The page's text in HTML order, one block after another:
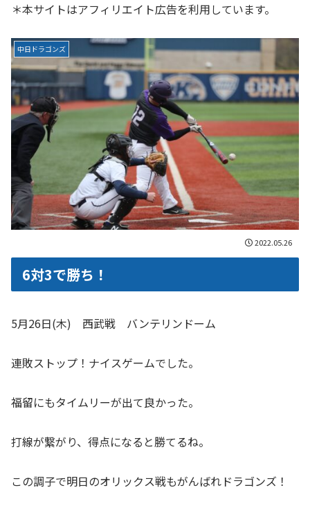
＊本サイトはアフィリエイト広告を利用しています。
中日ドラゴンズ
2022.05.26
6対3で勝ち！
5月26日(木) 西武戦 バンテリンドーム
連敗ストップ！ナイスゲームでした。
福留にもタイムリーが出て良かった。
打線が繋がり、得点になると勝てるね。
この調子で明日のオリックス戦もがんばれドラゴンズ！